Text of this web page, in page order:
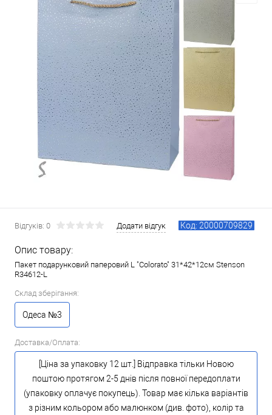
Відгуків: 0 Додати відгук Код: 20000709829
Опис товару:
Пакет подарунковий паперовий L "Colorato" 31*42*12см Stenson
R34612-L
Склад зберігання:
Одеса №3
Доставка/Оплата:
[Ціна за упаковку 12 шт.] Відправка тільки Новою
поштою протягом 2-5 днів після повної передоплати
(упаковку оплачує покупець). Товар має кілька варіантів
з різним кольором або малюнком (див. фото), колір та